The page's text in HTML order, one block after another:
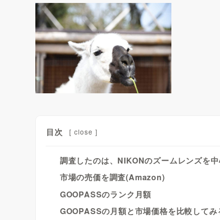
目次 [ close ]
調査したのは、NIKONのズームレンズを中
市場の売価を調査(Amazon)
GOOPASSのランク月額
GOOPASSの月額と市場価格を比較してみ